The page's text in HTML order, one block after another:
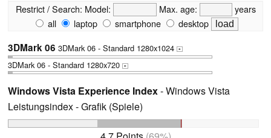
Restrict / Search: Model: Max. age:
years
all
laptop smartphone desktop
3DMark 06 3DMark 06 - Standard 1280x1024 +
3DMark 06 - Standard 1280x720 +
Windows Vista Experience Index- Windows Vista
Leistungsindex - Grafik (Spiele)